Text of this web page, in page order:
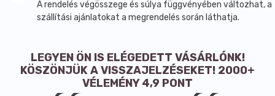
A rendelés végösszege és súlya függvényében változhat, a
szállítási ajánlatokat a megrendelés során láthatja.
LEGYEN ÖN IS ELÉGEDETT VÁSÁRLÓNK!
KÖSZÖNJÜK A VISSZAJELZÉSEKET! 2000+
VÉLEMÉNY 4,9 PONT